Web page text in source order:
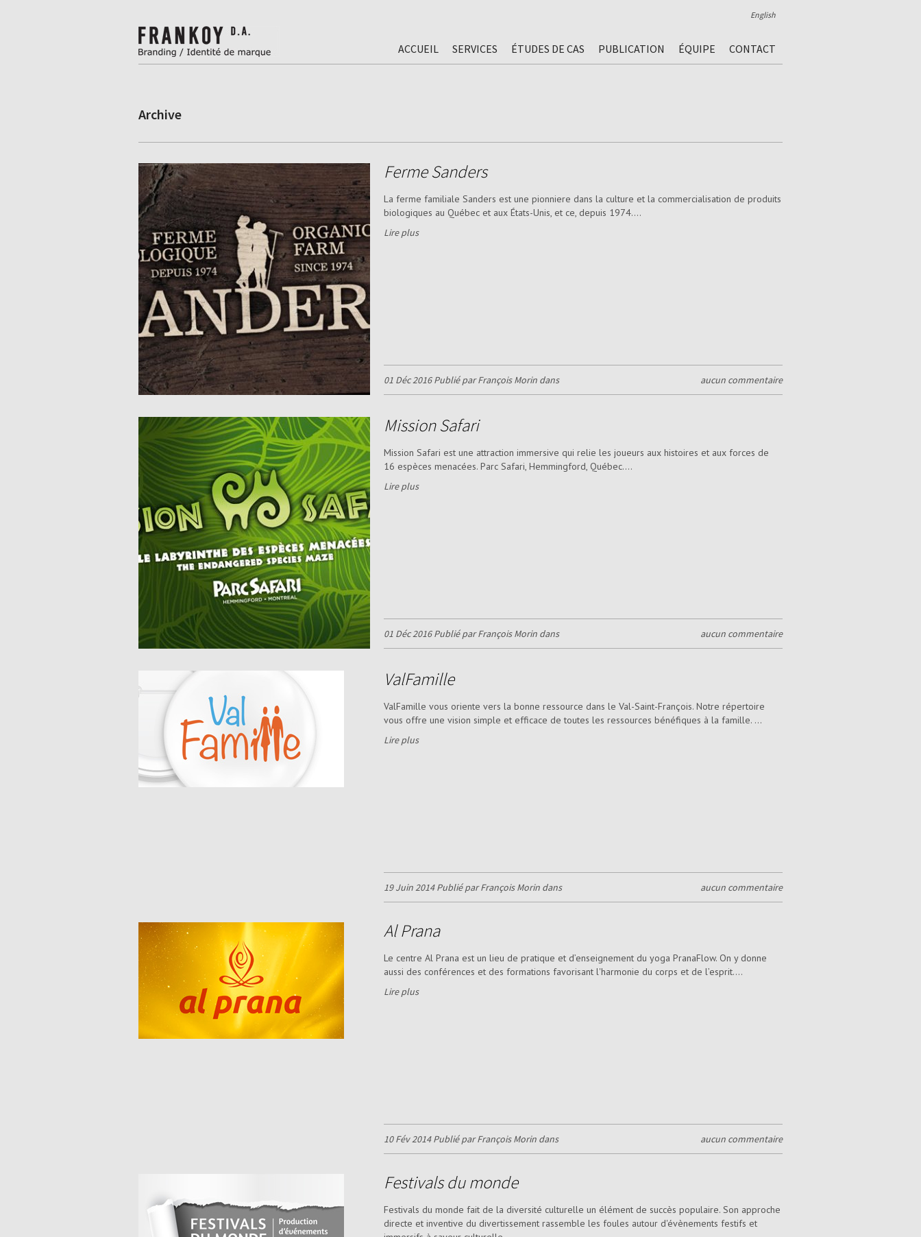
English
ACCUEIL SERVICES ÉTUDES DE CAS PUBLICATION ÉQUIPE CONTACT
Archive
Ferme Sanders
La ferme familiale Sanders est une pionniere dans la culture et la commercialisation de produits
biologiques au Québec et aux États-Unis, et ce, depuis 1974....
Lire plus
01 Déc 2016 Publié par François Morin dans aucun commentaire
Mission Safari
Mission Safari est une attraction immersive qui relie les joueurs aux histoires et aux forces de
16 espèces menacées. Parc Safari, Hemmingford, Québec....
Lire plus
01 Déc 2016 Publié par François Morin dans aucun commentaire
ValFamille
ValFamille vous oriente vers la bonne ressource dans le Val-Saint-François. Notre répertoire
vous offre une vision simple et efficace de toutes les ressources bénéfiques à la famille. ...
Lire plus
19 Juin 2014 Publié par François Morin dans aucun commentaire
Al Prana
Le centre Al Prana est un lieu de pratique et d’enseignement du yoga PranaFlow. On y donne
aussi des conférences et des formations favorisant l'harmonie du corps et de l’esprit....
Lire plus
10 Fév 2014 Publié par François Morin dans aucun commentaire
Festivals du monde
Festivals du monde fait de la diversité culturelle un élément de succès populaire. Son approche
directe et inventive du divertissement rassemble les foules autour d'évènements festifs et